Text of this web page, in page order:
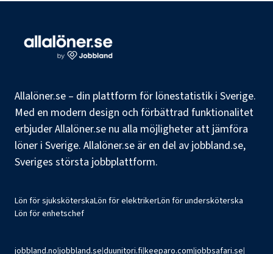
Allalöner.se – din plattform för lönestatistik i Sverige.
Med en modern design och förbättrad funktionalitet
erbjuder Allalöner.se nu alla möjligheter att jämföra
löner i Sverige. Allalöner.se är en del av jobbland.se,
Sveriges största jobbplattform.
Lön för sjuksköterskaLön för elektrikerLön för undersköterska
Lön för enhetschef
jobbland.no|jobbland.se|duunitori.fi|keeparo.com|jobbsafari.se|